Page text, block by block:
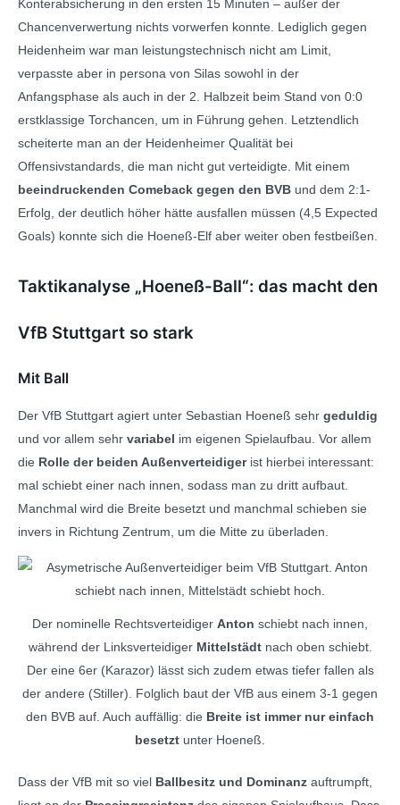
Konterabsicherung in den ersten 15 Minuten – außer der
Chancenverwertung nichts vorwerfen konnte. Lediglich gegen
Heidenheim war man leistungstechnisch nicht am Limit,
verpasste aber in persona von Silas sowohl in der
Anfangsphase als auch in der 2. Halbzeit beim Stand von 0:0
erstklassige Torchancen, um in Führung gehen. Letztendlich
scheiterte man an der Heidenheimer Qualität bei
Offensivstandards, die man nicht gut verteidigte. Mit einem
beeindruckenden Comeback gegen den BVB und dem 2:1-
Erfolg, der deutlich höher hätte ausfallen müssen (4,5 Expected
Goals) konnte sich die Hoeneß-Elf aber weiter oben festbeißen.
Taktikanalyse „Hoeneß-Ball“: das macht den
VfB Stuttgart so stark
Mit Ball
Der VfB Stuttgart agiert unter Sebastian Hoeneß sehr geduldig
und vor allem sehr variabel im eigenen Spielaufbau. Vor allem
die Rolle der beiden Außenverteidigerist hierbei interessant:
mal schiebt einer nach innen, sodass man zu dritt aufbaut.
Manchmal wird die Breite besetzt und manchmal schieben sie
invers in Richtung Zentrum, um die Mitte zu überladen.
Der nominelle Rechtsverteidiger Anton schiebt nach innen,
während der Linksverteidiger Mittelstädtnach oben schiebt.
Der eine 6er (Karazor) lässt sich zudem etwas tiefer fallen als
der andere (Stiller). Folglich baut der VfB aus einem 3-1 gegen
den BVB auf. Auch auffällig: die Breite ist immer nur einfach
besetzt unter Hoeneß.
Dass der VfB mit so viel Ballbesitz und Dominanz auftrumpft,